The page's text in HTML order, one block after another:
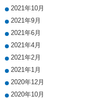
2021年10月
2021年9月
2021年6月
2021年4月
2021年2月
2021年1月
2020年12月
2020年10月